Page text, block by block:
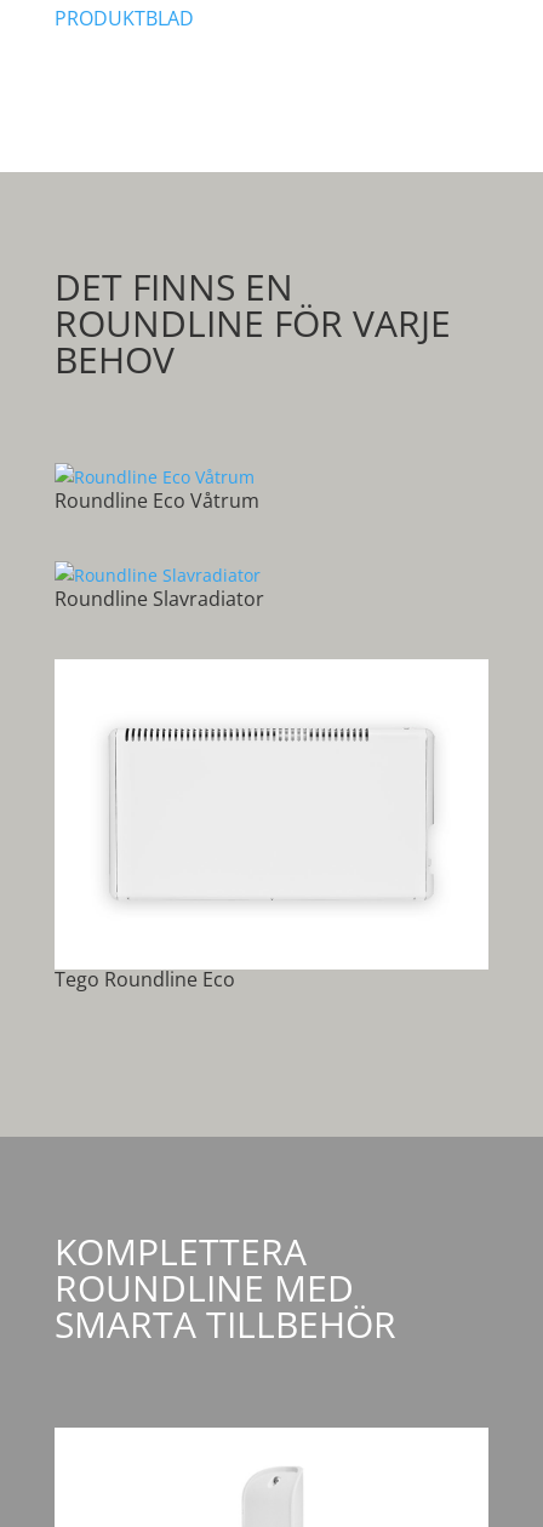
PRODUKTBLAD
DET FINNS EN
ROUNDLINE FÖR VARJE
BEHOV
Roundline Eco Våtrum
Roundline Slavradiator
Tego Roundline Eco
KOMPLETTERA
ROUNDLINE MED
SMARTA TILLBEHÖR